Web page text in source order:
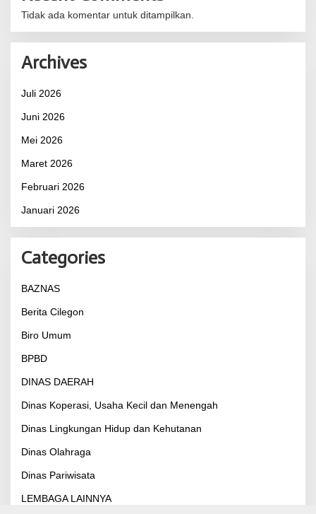
Tidak ada komentar untuk ditampilkan.
Archives
Juli 2026
Juni 2026
Mei 2026
Maret 2026
Februari 2026
Januari 2026
Categories
BAZNAS
Berita Cilegon
Biro Umum
BPBD
DINAS DAERAH
Dinas Koperasi, Usaha Kecil dan Menengah
Dinas Lingkungan Hidup dan Kehutanan
Dinas Olahraga
Dinas Pariwisata
LEMBAGA LAINNYA